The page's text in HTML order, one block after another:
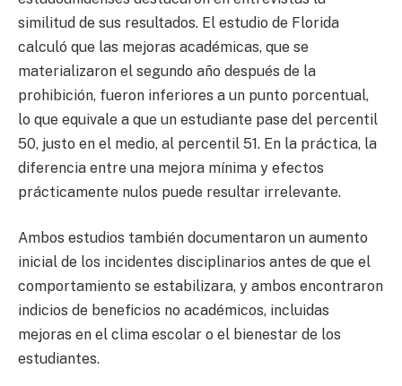
similitud de sus resultados. El estudio de Florida
calculó que las mejoras académicas, que se
materializaron el segundo año después de la
prohibición, fueron inferiores a un punto porcentual,
lo que equivale a que un estudiante pase del percentil
50, justo en el medio, al percentil 51. En la práctica, la
diferencia entre una mejora mínima y efectos
prácticamente nulos puede resultar irrelevante.
Ambos estudios también documentaron un aumento
inicial de los incidentes disciplinarios antes de que el
comportamiento se estabilizara, y ambos encontraron
indicios de beneficios no académicos, incluidas
mejoras en el clima escolar o el bienestar de los
estudiantes.